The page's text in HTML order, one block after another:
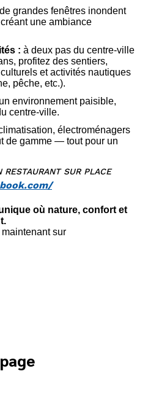
de grandes fenêtres inondent
une ambiance
: à deux pas du centre-ville
profitez des sentiers,
et activités nautiques
pêche, etc.).
un environnement paisible,
centre-ville.
électroménagers
de gamme — tout pour un
RESTAURANT SUR PLACE
où nature, confort et
sur